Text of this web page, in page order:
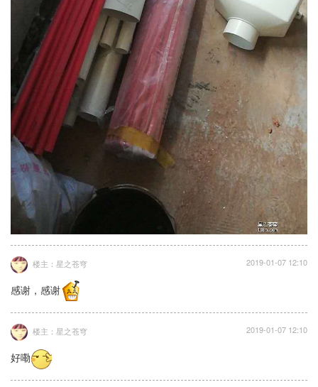
楼主：星之苍穹 2019-01-07 12:10
感谢，感谢
楼主：星之苍穹 2019-01-07 12:10
好嘞